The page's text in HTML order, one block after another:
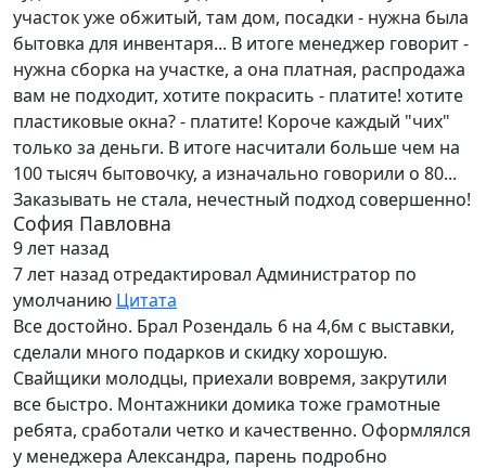
участок уже обжитый, там дом, посадки - нужна была
бытовка для инвентаря... В итоге менеджер говорит -
нужна сборка на участке, а она платная, распродажа
вам не подходит, хотите покрасить - платите! хотите
пластиковые окна? - платите! Короче каждый "чих"
только за деньги. В итоге насчитали больше чем на
100 тысяч бытовочку, а изначально говорили о 80...
Заказывать не стала, нечестный подход совершенно!
София Павловна
9 лет назад
7 лет назад отредактировал Администратор по
умолчанию Цитата
Все достойно. Брал Розендаль 6 на 4,6м с выставки,
сделали много подарков и скидку хорошую.
Свайщики молодцы, приехали вовремя, закрутили
все быстро. Монтажники домика тоже грамотные
ребята, сработали четко и качественно. Оформлялся
у менеджера Александра, парень подробно